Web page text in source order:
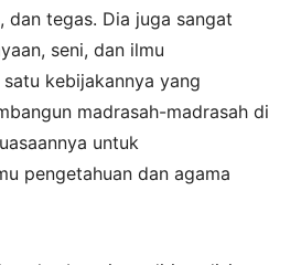
dan tegas. Dia juga sangat
seni, dan ilmu
kebijakannya yang
madrasah-madrasah di
untuk
pengetahuan dan agama